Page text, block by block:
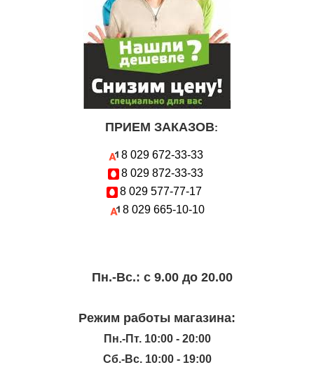
ПРИЕМ ЗАКАЗОВ:
8 029 672-33-33
8 029 872-33-33
8 029 577-77-17
8 029 665-10-10
Пн.-Вc.: с 9.00 до 20.00
Режим работы магазина:
Пн.-Пт. 10:00 - 20:00
Сб.-Вс. 10:00 - 19:00